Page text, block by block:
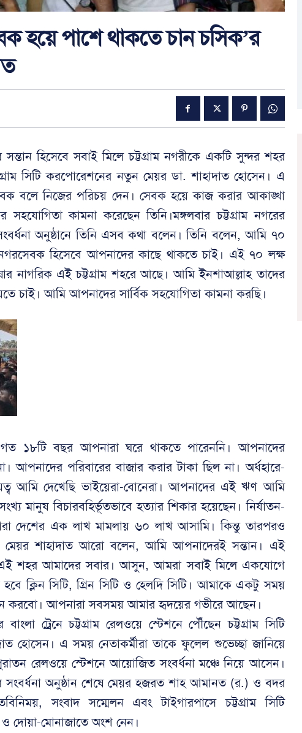
হয়ে পাশে থাকতে চান চসিক’র
হিসেবে সবাই মিলে চট্টগ্রাম নগরীকে একটি সুন্দর শহর
সিটি করপোরেশনের নতুন মেয়র ডা. শাহাদাত হোসেন। এ
বলে নিজের পরিচয় দেন। সেবক হয়ে কাজ করার আকাঙ্খা
সহযোগিতা কামনা করেছেন তিনি।মঙ্গলবার চট্টগ্রাম নগরের
অনুষ্ঠানে তিনি এসব কথা বলেন। তিনি বলেন, আমি ৭০
হিসেবে আপনাদের কাছে থাকতে চাই। এই ৭০ লক্ষ
নাগরিক এই চট্টগ্রাম শহরে আছে। আমি ইনশাআল্লাহ তাদের
চাই। আমি আপনাদের সার্বিক সহযোগিতা কামনা করছি।
গত ১৮টি বছর আপনারা ঘরে থাকতে পারেননি। আপনাদের
আপনাদের পরিবারের বাজার করার টাকা ছিল না। অর্ধহারে-
আমি দেখেছি ভাইয়েরা-বোনেরা। আপনাদের এই ঋণ আমি
মানুষ বিচারবহির্ভূতভাবে হত্যার শিকার হয়েছেন। নির্যাতন-
দেশের এক লাখ মামলায় ৬০ লাখ আসামি। কিন্তু তারপরও
মেয়র শাহাদাত আরো বলেন, আমি আপনাদেরই সন্তান। এই
শহর আমাদের সবার। আসুন, আমরা সবাই মিলে একযোগে
ক্লিন সিটি, গ্রিন সিটি ও হেলদি সিটি। আমাকে একটু সময়
করবো। আপনারা সবসময় আমার হৃদয়ের গভীরে আছেন।
ট্রেনে চট্টগ্রাম রেলওয়ে স্টেশনে পৌঁছেন চট্টগ্রাম সিটি
হোসেন। এ সময় নেতাকর্মীরা তাকে ফুলেল শুভেচ্ছা জানিয়ে
রেলওয়ে স্টেশনে আয়োজিত সংবর্ধনা মঞ্চে নিয়ে আসেন।
সংবর্ধনা অনুষ্ঠান শেষে মেয়র হজরত শাহ আমানত (র.) ও বদর
সংবাদ সম্মেলন এবং টাইগারপাসে চট্টগ্রাম সিটি
দোয়া-মোনাজাতে অংশ নেন।